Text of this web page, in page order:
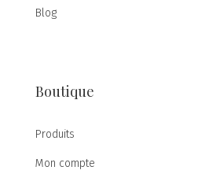
Blog
Boutique
Produits
Mon compte